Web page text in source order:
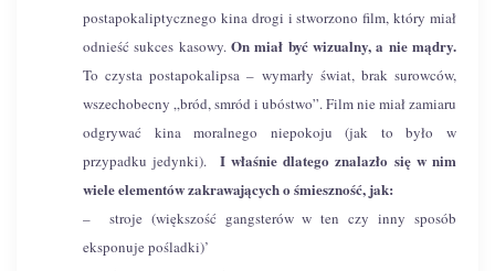
postapokaliptycznego kina drogi i stworzono film, który miał
odnieść sukces kasowy. On miał być wizualny, a nie mądry.
To czysta postapokalipsa – wymarły świat, brak surowców,
wszechobecny „bród, smród i ubóstwo”. Film nie miał zamiaru
odgrywać kina moralnego niepokoju (jak to było w
przypadku jedynki).
I właśnie dlatego znalazło się w nim
wiele elementów zakrawających o śmieszność, jak:
– stroje (większość gangsterów w ten czy inny sposób
eksponuje pośladki)’